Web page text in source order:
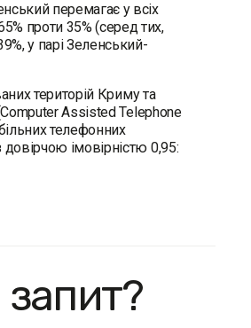
перемагає у всіх
проти 35% (серед тих,
у парі Зеленський-
територій Криму та
Assisted Telephone
телефонних
імовірністю 0,95: